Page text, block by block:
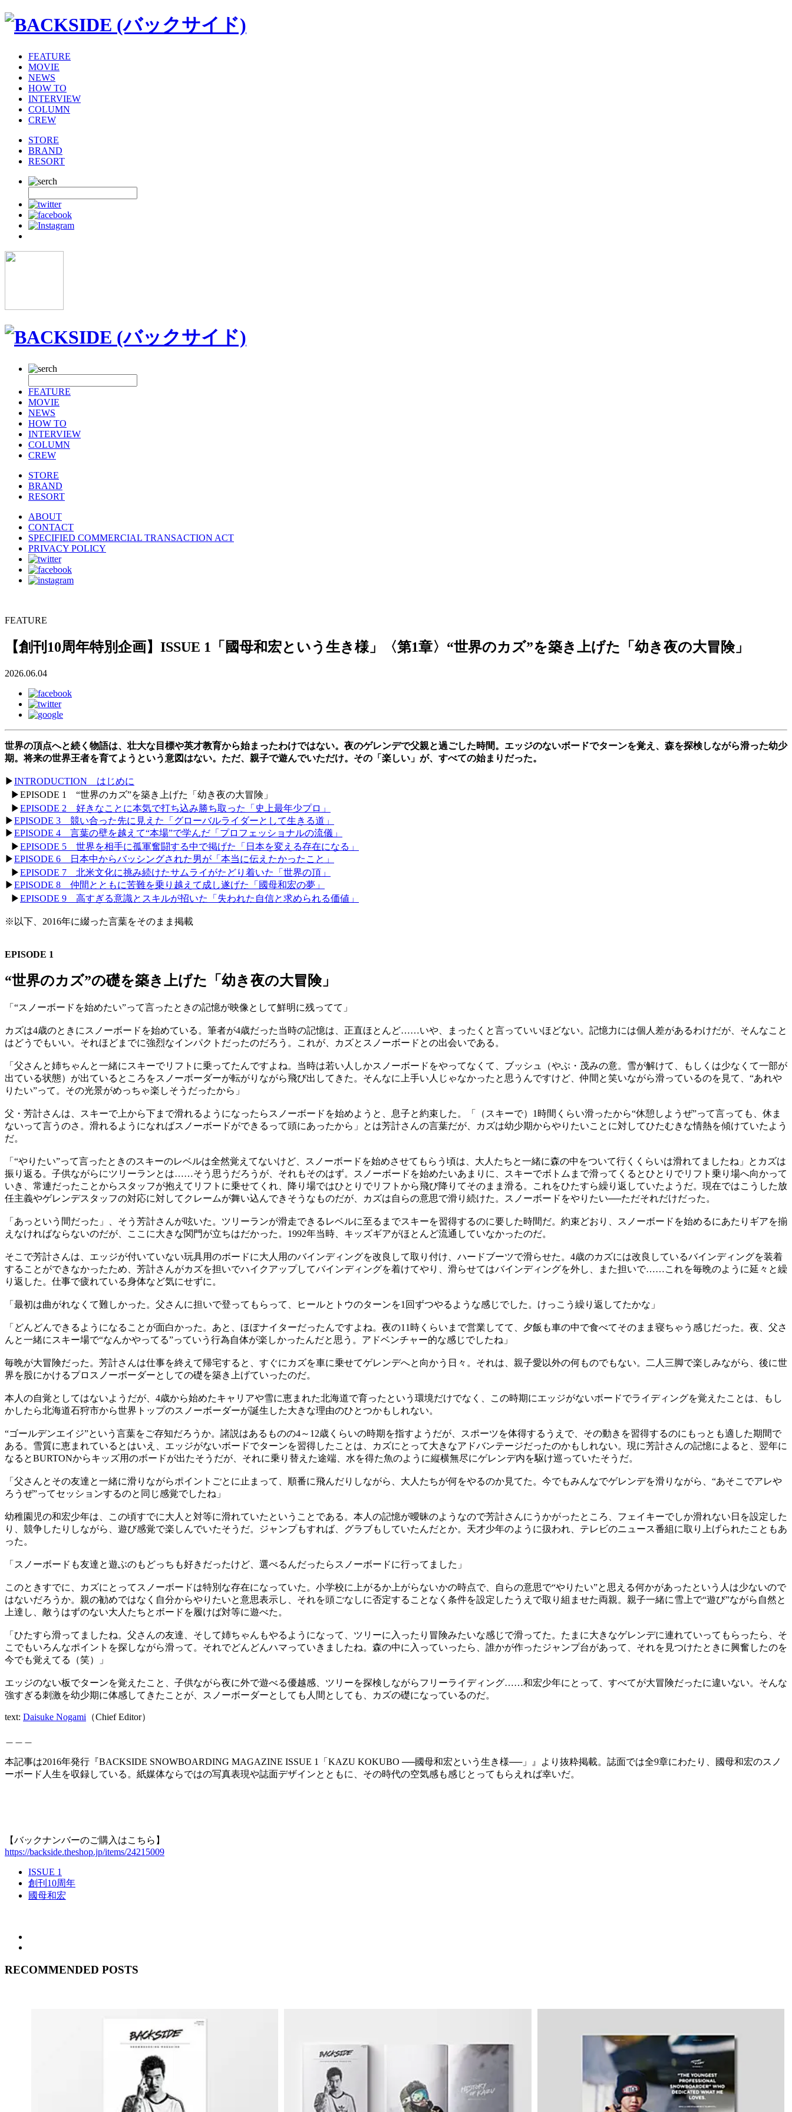
FEATURE
MOVIE
NEWS
HOW TO
INTERVIEW
COLUMN
CREW
STORE
BRAND
RESORT
FEATURE
MOVIE
NEWS
HOW TO
INTERVIEW
COLUMN
CREW
STORE
BRAND
RESORT
ABOUT
CONTACT
SPECIFIED COMMERCIAL TRANSACTION ACT
PRIVACY POLICY
FEATURE
【創刊10周年特別企画】ISSUE 1「國母和宏という生き様」〈第1章〉“世界のカズ”を築き上げた「幼き夜の大冒険」
2026.06.04
世界の頂点へと続く物語は、壮大な目標や英才教育から始まったわけではない。夜のゲレンデで父親と過ごした時間。エッジのないボードでターンを覚え、森を探検しながら滑った幼少
期。将来の世界王者を育てようという意図はない。ただ、親子で遊んでいただけ。その「楽しい」が、すべての始まりだった。
▶INTRODUCTION はじめに
▶EPISODE 1 “世界のカズ”を築き上げた「幼き夜の大冒険」
▶EPISODE 2 好きなことに本気で打ち込み勝ち取った「史上最年少プロ」
▶EPISODE 3 競い合った先に見えた「グローバルライダーとして生きる道」
▶EPISODE 4 言葉の壁を越えて“本場”で学んだ「プロフェッショナルの流儀」
▶EPISODE 5 世界を相手に孤軍奮闘する中で掲げた「日本を変える存在になる」
▶EPISODE 6 日本中からバッシングされた男が「本当に伝えたかったこと」
▶EPISODE 7 北米文化に挑み続けたサムライがたどり着いた「世界の頂」
▶EPISODE 8 仲間とともに苦難を乗り越えて成し遂げた「國母和宏の夢」
▶EPISODE 9 高すぎる意識とスキルが招いた「失われた自信と求められる価値」
※以下、2016年に綴った言葉をそのまま掲載
EPISODE 1
“世界のカズ”の礎を築き上げた「幼き夜の大冒険」
「“スノーボードを始めたい”って言ったときの記憶が映像として鮮明に残ってて」
カズは4歳のときにスノーボードを始めている。筆者が4歳だった当時の記憶は、正直ほとんど……いや、まったくと言っていいほどない。記憶力には個人差があるわけだが、そんなこと
はどうでもいい。それほどまでに強烈なインパクトだったのだろう。これが、カズとスノーボードとの出会いである。
「父さんと姉ちゃんと一緒にスキーでリフトに乗ってたんですよね。当時は若い人しかスノーボードをやってなくて、ブッシュ（やぶ・茂みの意。雪が解けて、もしくは少なくて一部が
出ている状態）が出ているところをスノーボーダーが転がりながら飛び出してきた。そんなに上手い人じゃなかったと思うんですけど、仲間と笑いながら滑っているのを見て、“あれや
りたい”って。その光景がめっちゃ楽しそうだったから」
父・芳計さんは、スキーで上から下まで滑れるようになったらスノーボードを始めようと、息子と約束した。「（スキーで）1時間くらい滑ったから“休憩しようぜ”って言っても、休ま
ないって言うのさ。滑れるようになればスノーボードができるって頭にあったから」とは芳計さんの言葉だが、カズは幼少期からやりたいことに対してひたむきな情熱を傾けていたよう
だ。
「“やりたい”って言ったときのスキーのレベルは全然覚えてないけど、スノーボードを始めさせてもらう頃は、大人たちと一緒に森の中をついて行くくらいは滑れてましたね」とカズは
振り返る。子供ながらにツリーランとは……そう思うだろうが、それもそのはず。スノーボードを始めたいあまりに、スキーでボトムまで滑ってくるとひとりでリフト乗り場へ向かって
いき、常連だったことからスタッフが抱えてリフトに乗せてくれ、降り場ではひとりでリフトから飛び降りてそのまま滑る。これをひたすら繰り返していたようだ。現在ではこうした放
任主義やゲレンデスタッフの対応に対してクレームが舞い込んできそうなものだが、カズは自らの意思で滑り続けた。スノーボードをやりたい──ただそれだけだった。
「あっという間だった」、そう芳計さんが呟いた。ツリーランが滑走できるレベルに至るまでスキーを習得するのに要した時間だ。約束どおり、スノーボードを始めるにあたりギアを揃
えなければならないのだが、ここに大きな関門が立ちはだかった。1992年当時、キッズギアがほとんど流通していなかったのだ。
そこで芳計さんは、エッジが付いていない玩具用のボードに大人用のバインディングを改良して取り付け、ハードブーツで滑らせた。4歳のカズには改良しているバインディングを装着
することができなかったため、芳計さんがカズを担いでハイクアップしてバインディングを着けてやり、滑らせてはバインディングを外し、また担いで……これを毎晩のように延々と繰
り返した。仕事で疲れている身体など気にせずに。
「最初は曲がれなくて難しかった。父さんに担いで登ってもらって、ヒールとトウのターンを1回ずつやるような感じでした。けっこう繰り返してたかな」
「どんどんできるようになることが面白かった。あと、ほぼナイターだったんですよね。夜の11時くらいまで営業してて、夕飯も車の中で食べてそのまま寝ちゃう感じだった。夜、父さ
んと一緒にスキー場で“なんかやってる”っていう行為自体が楽しかったんだと思う。アドベンチャー的な感じでしたね」
毎晩が大冒険だった。芳計さんは仕事を終えて帰宅すると、すぐにカズを車に乗せてゲレンデへと向かう日々。それは、親子愛以外の何ものでもない。二人三脚で楽しみながら、後に世
界を股にかけるプロスノーボーダーとしての礎を築き上げていったのだ。
本人の自覚としてはないようだが、4歳から始めたキャリアや雪に恵まれた北海道で育ったという環境だけでなく、この時期にエッジがないボードでライディングを覚えたことは、もし
かしたら北海道石狩市から世界トップのスノーボーダーが誕生した大きな理由のひとつかもしれない。
“ゴールデンエイジ”という言葉をご存知だろうか。諸説はあるものの4～12歳くらいの時期を指すようだが、スポーツを体得するうえで、その動きを習得するのにもっとも適した期間で
ある。雪質に恵まれているとはいえ、エッジがないボードでターンを習得したことは、カズにとって大きなアドバンテージだったのかもしれない。現に芳計さんの記憶によると、翌年に
なるとBURTONからキッズ用のボードが出たそうだが、それに乗り替えた途端、水を得た魚のように縦横無尽にゲレンデ内を駆け巡っていたそうだ。
「父さんとその友達と一緒に滑りながらポイントごとに止まって、順番に飛んだりしながら、大人たちが何をやるのか見てた。今でもみんなでゲレンデを滑りながら、“あそこでアレや
ろうぜ”ってセッションするのと同じ感覚でしたね」
幼稚園児の和宏少年は、この頃すでに大人と対等に滑れていたということである。本人の記憶が曖昧のようなので芳計さんにうかがったところ、フェイキーでしか滑れない日を設定した
り、競争したりしながら、遊び感覚で楽しんでいたそうだ。ジャンプもすれば、グラブもしていたんだとか。天才少年のように扱われ、テレビのニュース番組に取り上げられたこともあ
った。
「スノーボードも友達と遊ぶのもどっちも好きだったけど、選べるんだったらスノーボードに行ってました」
このときすでに、カズにとってスノーボードは特別な存在になっていた。小学校に上がるか上がらないかの時点で、自らの意思で“やりたい”と思える何かがあったという人は少ないので
はないだろうか。親の勧めではなく自分からやりたいと意思表示し、それを頭ごなしに否定することなく条件を設定したうえで取り組ませた両親。親子一緒に雪上で“遊び”ながら自然と
上達し、敵うはずのない大人たちとボードを履けば対等に遊べた。
「ひたすら滑ってましたね。父さんの友達、そして姉ちゃんもやるようになって、ツリーに入ったり冒険みたいな感じで滑ってた。たまに大きなゲレンデに連れていってもらったら、そ
こでもいろんなポイントを探しながら滑って。それでどんどんハマっていきましたね。森の中に入っていったら、誰かが作ったジャンプ台があって、それを見つけたときに興奮したのを
今でも覚えてる（笑）」
エッジのない板でターンを覚えたこと、子供ながら夜に外で遊べる優越感、ツリーを探検しながらフリーライディング……和宏少年にとって、すべてが大冒険だったに違いない。そんな
強すぎる刺激を幼少期に体感してきたことが、スノーボーダーとしても人間としても、カズの礎になっているのだ。
text: Daisuke Nogami （Chief Editor）
本記事は2016年発行『BACKSIDE SNOWBOARDING MAGAZINE ISSUE 1「KAZU KOKUBO ──國母和宏という生き様──」』より抜粋掲載。誌面では全9章にわたり、國母和宏のスノ
ーボード人生を収録している。紙媒体ならではの写真表現や誌面デザインとともに、その時代の空気感も感じとってもらえれば幸いだ。
【バックナンバーのご購入はこちら】
https://backside.theshop.jp/items/24215009
ISSUE 1
創刊10周年
國母和宏
RECOMMENDED POSTS